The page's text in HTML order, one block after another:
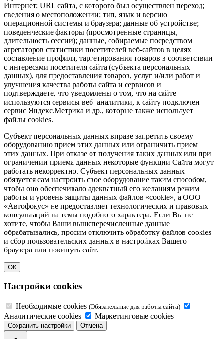
Интернет; URL сайта, с которого был осуществлен переход;
сведения о местоположении; тип, язык и версию
операционной системы и браузера; данные об устройстве;
поведенческие факторы (просмотренные страницы,
длительность сессии); данные, собираемые посредством
агрегаторов статистики посетителей веб-сайтов в целях
составление профиля, таргетирования товаров в соответствии
с интересами посетителя сайта (субъекта персональных
данных), для предоставления товаров, услуг и/или работ и
улучшения качества работы сайта и сервисов и
подтверждаете, что уведомлены о том, что на сайте
используются сервисы веб–аналитики, к сайту подключен
сервис Яндекс.Метрика и др., которые также использует
файлы cookies.
Субъект персональных данных вправе запретить своему
оборудованию прием этих данных или ограничить прием
этих данных. При отказе от получения таких данных или при
ограничении приема данных некоторые функции Сайта могут
работать некорректно. Субъект персональных данных
обязуется сам настроить свое оборудование таким способом,
чтобы оно обеспечивало адекватный его желаниям режим
работы и уровень защиты данных файлов «cookie», а ООО
«Автофокус» не предоставляет технологических и правовых
консультаций на темы подобного характера. Если Вы не
хотите, чтобы Ваши вышеперечисленные данные
обрабатывались, просим отключить обработку файлов cookies
и сбор пользовательских данных в настройках Вашего
браузера или покинуть сайт.
ОК
Настройки cookies
Необходимые cookies (Обязательные для работы сайта)
Аналитические cookies Маркетинговые cookies
Сохранить настройки Отмена